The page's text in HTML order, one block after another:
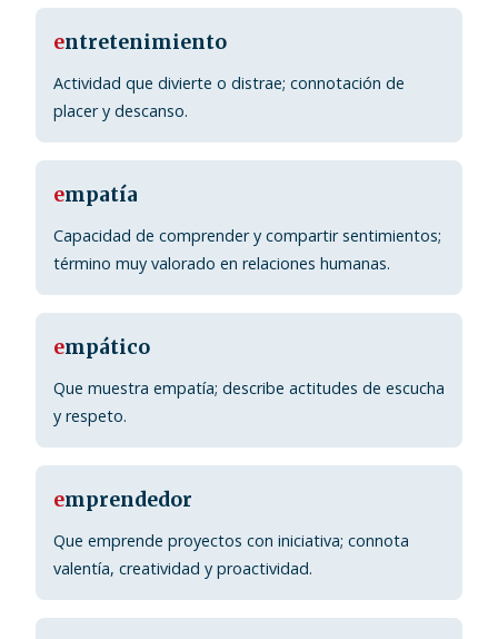
entretenimiento
Actividad que divierte o distrae; connotación de
placer y descanso.
empatía
Capacidad de comprender y compartir sentimientos;
término muy valorado en relaciones humanas.
empático
Que muestra empatía; describe actitudes de escucha
y respeto.
emprendedor
Que emprende proyectos con iniciativa; connota
valentía, creatividad y proactividad.